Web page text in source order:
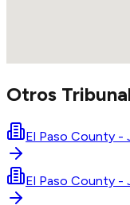
Otros
El Paso County -
El Paso County -